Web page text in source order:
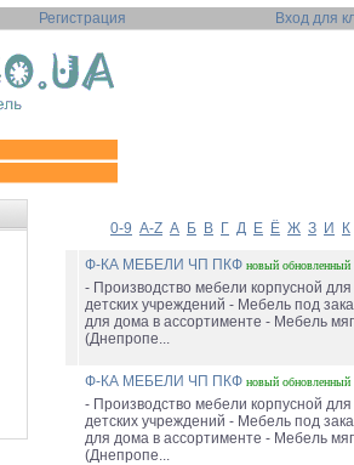
Регистрация Вход для
0-9 A-Z А Б В Г Д Е Ё Ж З И К
Ф-КА МЕБЕЛИ ЧП ПКФ новый обновленный
- Производство мебели корпусной
детских учреждений - Мебель под
для дома в ассортименте - Мебель
(Днепропе...
Ф-КА МЕБЕЛИ ЧП ПКФ новый обновленный
- Производство мебели корпусной
детских учреждений - Мебель под
для дома в ассортименте - Мебель
(Днепропе...